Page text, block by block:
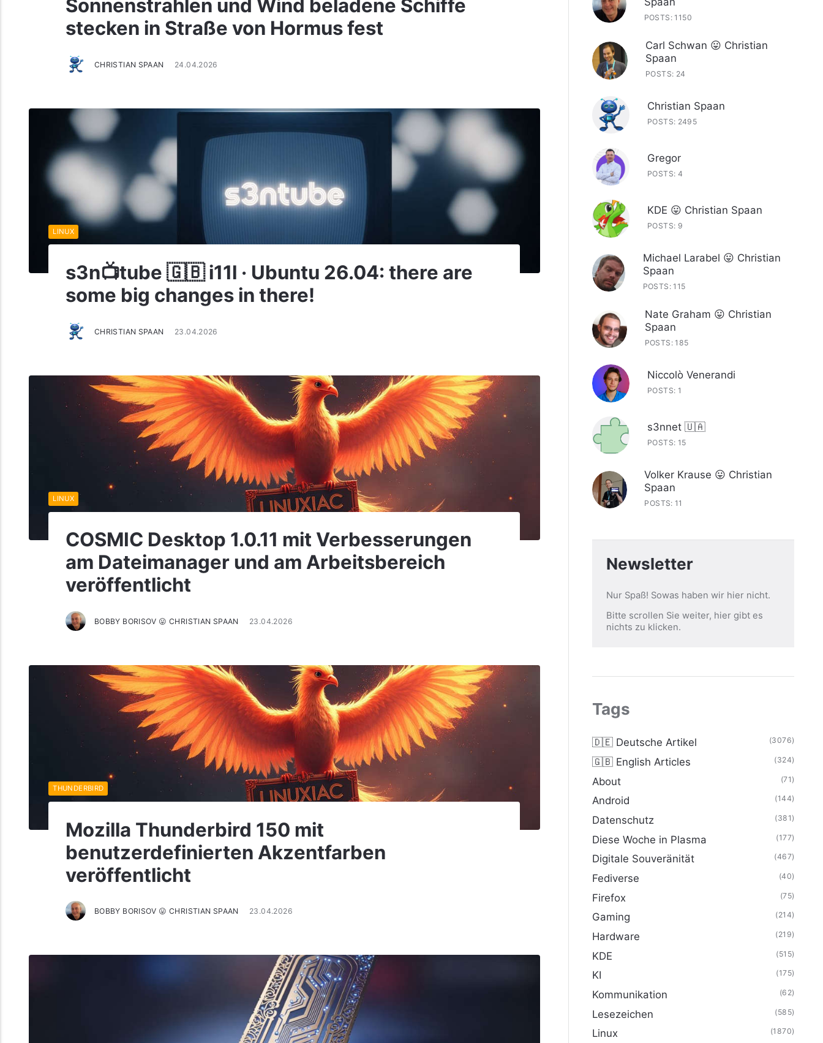
Sonnenstrahlen und Wind beladene Schiffe
stecken in Straße von Hormus fest
CHRISTIAN SPAAN 24.04.2026
s3n📺tube 🇬🇧 i11l · Ubuntu 26.04: there are
some big changes in there!
CHRISTIAN SPAAN 23.04.2026
LINUX
COSMIC Desktop 1.0.11 mit Verbesserungen
am Dateimanager und am Arbeitsbereich
veröffentlicht
BOBBY BORISOV 😛 CHRISTIAN SPAAN 23.04.2026
LINUX
Mozilla Thunderbird 150 mit
benutzerdefinierten Akzentfarben
veröffentlicht
BOBBY BORISOV 😛 CHRISTIAN SPAAN 23.04.2026
THUNDERBIRD
POSTS: 1150
Carl Schwan 😛 Christian
Spaan
POSTS: 24
Christian Spaan
POSTS: 2495
Gregor
POSTS: 4
KDE 😛 Christian Spaan
POSTS: 9
Michael Larabel 😛 Christian
Spaan
POSTS: 115
Nate Graham 😛 Christian
Spaan
POSTS: 185
Niccolò Venerandi
POSTS: 1
s3nnet 🇺🇦
POSTS: 15
Volker Krause 😛 Christian
Spaan
POSTS: 11
Newsletter
Nur Spaß! Sowas haben wir hier nicht.
Bitte scrollen Sie weiter, hier gibt es
nichts zu klicken.
Tags
🇩🇪 Deutsche Artikel (3076)
🇬🇧 English Articles (324)
About (71)
Android (144)
Datenschutz (381)
Diese Woche in Plasma (177)
Digitale Souveränität (467)
Fediverse (40)
Firefox (75)
Gaming (214)
Hardware (219)
KDE (515)
KI (175)
Kommunikation (62)
Lesezeichen (585)
Linux (1870)